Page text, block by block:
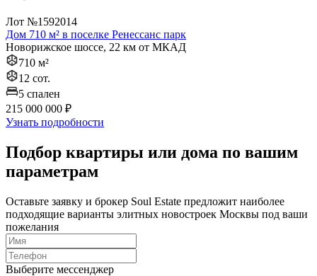
Лот №1592014
Дом 710 м² в поселке Ренессанс парк
Новорижское шоссе, 22 км от МКАД
710 м²
12 сот.
5 спален
215 000 000 ₽
Узнать подробности
Подбор квартиры или дома по вашим
параметрам
Оставьте заявку и брокер Soul Estate предложит наиболее
подходящие варианты элитных новостроек Москвы под ваши
пожелания
Выберите мессенджер